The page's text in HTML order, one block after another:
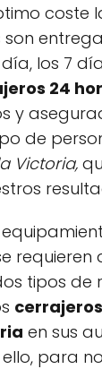
coste
son
los 7
24
y
de
Victoria,
requieren
tipos de
en sus
para